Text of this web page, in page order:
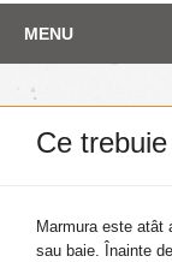
Depozit marmura
content
MENU
Ce
Marmura este
sau baie. Înainte